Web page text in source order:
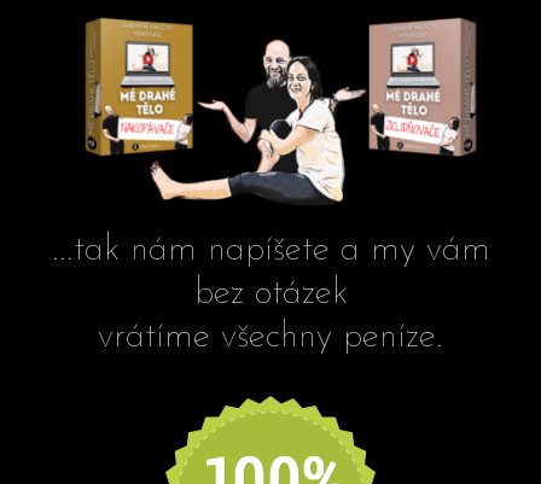
...tak nám napíšete a my vám
bez otázek
vrátíme všechny peníze.